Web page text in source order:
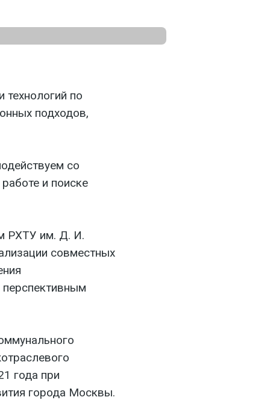
технологий по
подходов,
со
и поиске
РХТУ им. Д. И.
совместных
года при
города Москвы.